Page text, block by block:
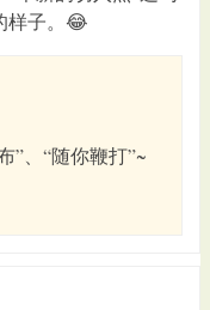
样子。😂
”、“随你鞭打”~